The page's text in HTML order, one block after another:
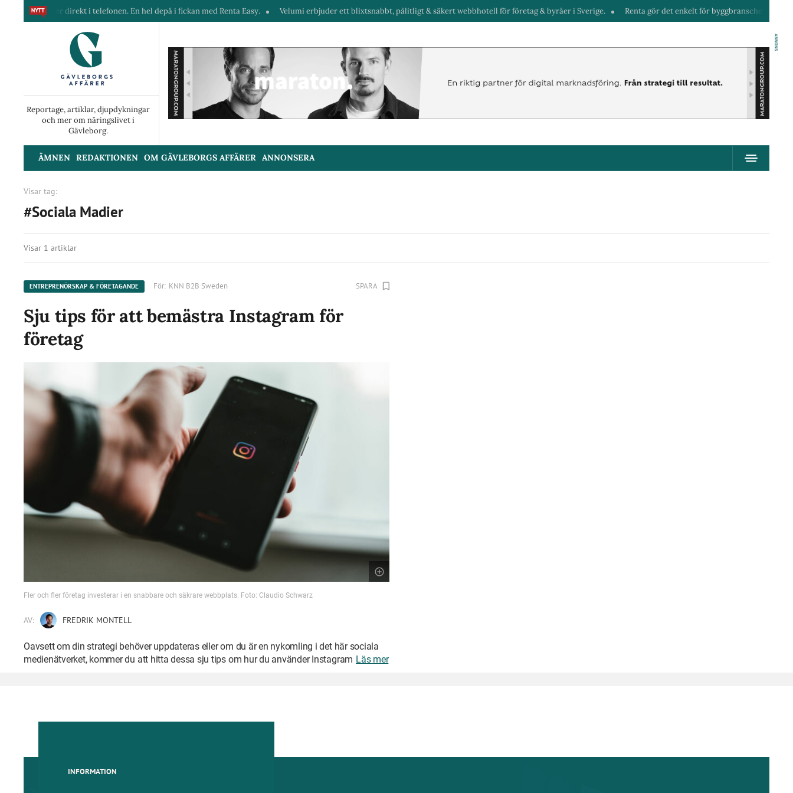
maskiner direkt i telefonen. En hel depå i fickan med Renta Easy. Velumi erbjuder ett blixtsnabbt, pålitligt & säkert webbhotell för företag & byråer i Sverige. Renta gör det enkelt för byggbranschen att hyra
Reportage, artiklar, djupdykningar
och mer om näringslivet i
Gävleborg.
ANNONS
ÄMNEN REDAKTIONEN OM GÄVLEBORGS AFFÄRER ANNONSERA
Visar tag:
#Sociala Madier
Visar 1 artiklar
ENTREPRENÖRSKAP & FÖRETAGANDE För: KNN B2B Sweden SPARA
Sju tips för att bemästra Instagram för
företag
Fler och fler företag investerar i en snabbare och säkrare webbplats. Foto: Claudio Schwarz
AV: FREDRIK MONTELL
Oavsett om din strategi behöver uppdateras eller om du är en nykomling i det här sociala
medienätverket, kommer du att hitta dessa sju tips om hur du använder Instagram Läs mer
INFORMATION